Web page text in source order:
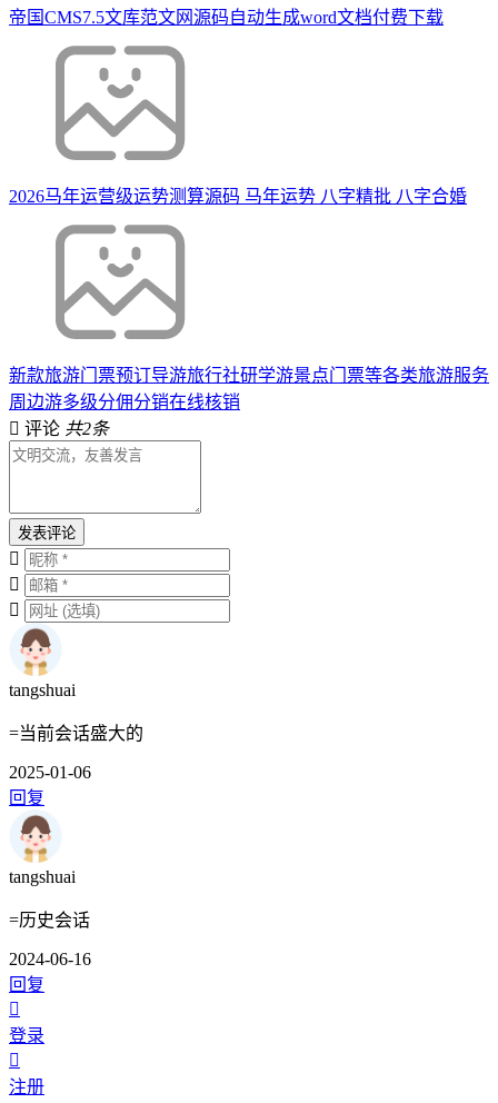
帝国CMS7.5文库范文网源码自动生成word文档付费下载
2026马年运营级运势测算源码 马年运势 八字精批 八字合婚
新款旅游门票预订导游旅行社研学游景点门票等各类旅游服务
周边游多级分佣分销在线核销
评论 共2条
发表评论
tangshuai
=当前会话盛大的
2025-01-06
回复
tangshuai
=历史会话
2024-06-16
回复
登录
注册